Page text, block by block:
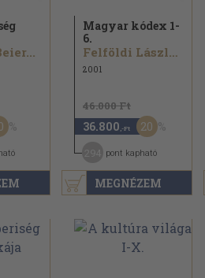
MEGNÉZEM
Magyar kódex 1-
6.
Felföldi László...
2001
46.000 Ft
36.800 ,-Ft 20
pont kapható